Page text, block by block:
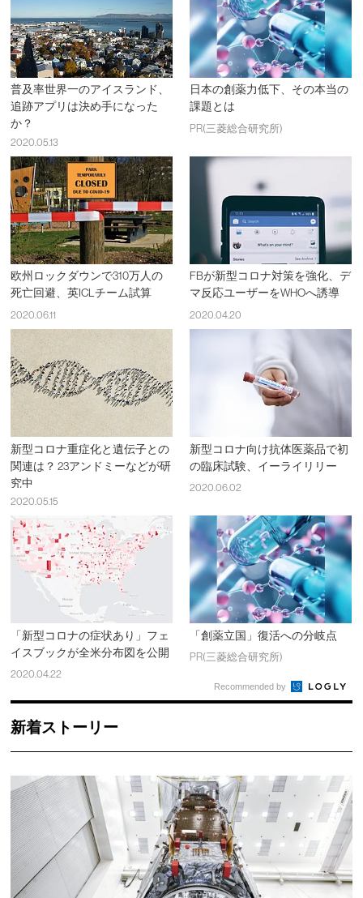
普及率世界一のアイスランド、
追跡アプリは決め手になった
か？
2020.05.13
日本の創薬力低下、その本当の
課題とは
PR(三菱総合研究所)
欧州ロックダウンで310万人の
死亡回避、英ICLチーム試算
2020.06.11
FBが新型コロナ対策を強化、デ
マ反応ユーザーをWHOへ誘導
2020.04.20
新型コロナ重症化と遺伝子との
関連は？ 23アンドミーなどが研
究中
2020.05.15
新型コロナ向け抗体医薬品で初
の臨床試験、イーライリリー
2020.06.02
「新型コロナの症状あり」フェ
イスブックが全米分布図を公開
2020.04.22
「創薬立国」復活への分岐点
PR(三菱総合研究所)
Recommended by
新着ストーリー